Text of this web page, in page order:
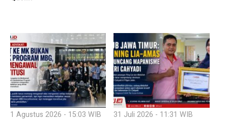
1 Agustus 2026 - 15:03 WIB
31 Juli 2026 - 11:31 WIB